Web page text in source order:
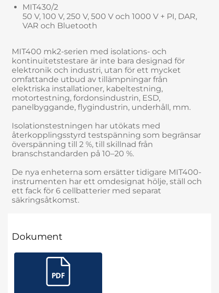
MIT430/2
50 V, 100 V, 250 V, 500 V och 1000 V + PI, DAR,
VAR och Bluetooth
MIT400 mk2-serien med isolations- och
kontinuitetstestare är inte bara designad för
elektronik och industri, utan för ett mycket
omfattande utbud av tillämpningar från
elektriska installationer, kabeltestning,
motortestning, fordonsindustrin, ESD,
panelbyggande, flygindustrin, underhåll, mm.
Isolationstestningen har utökats med
återkopplingsstyrd testspänning som begränsar
överspänning till 2 %, till skillnad från
branschstandarden på 10–20 %.
De nya enheterna som ersätter tidigare MIT400-
instrumenten har ett omdesignat hölje, ställ och
ett fack för 6 cellbatterier med separat
säkringsåtkomst.
Dokument